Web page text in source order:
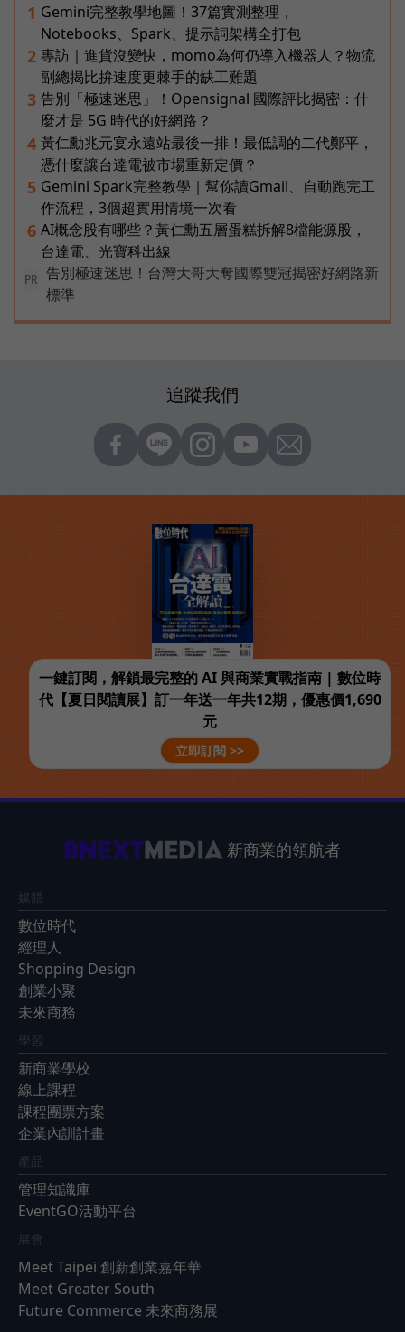
1 Gemini完整教學地圖！37篇實測整理，
Notebooks、Spark、提示詞架構全打包
2 專訪｜進貨沒變快，momo為何仍導入機器人？物流
副總揭比拚速度更棘手的缺工難題
3 告別「極速迷思」！Opensignal 國際評比揭密：什
麼才是 5G 時代的好網路？
4 黃仁勳兆元宴永遠站最後一排！最低調的二代鄭平，
憑什麼讓台達電被市場重新定價？
5 Gemini Spark完整教學｜幫你讀Gmail、自動跑完工
作流程，3個超實用情境一次看
6 AI概念股有哪些？黃仁勳五層蛋糕拆解8檔能源股，
台達電、光寶科出線
PR
告別極速迷思！台灣大哥大奪國際雙冠揭密好網路新
標準
追蹤我們
一鍵訂閱，解鎖最完整的 AI 與商業實戰指南 | 數位時
代【夏日閱讀展】訂一年送一年共12期，優惠價1,690
元
立即訂閱 >>
新商業的領航者
媒體
數位時代
經理人
Shopping Design
創業小聚
未來商務
學習
新商業學校
線上課程
課程團票方案
企業內訓計畫
產品
管理知識庫
EventGO活動平台
展會
Meet Taipei 創新創業嘉年華
Meet Greater South
Future Commerce 未來商務展